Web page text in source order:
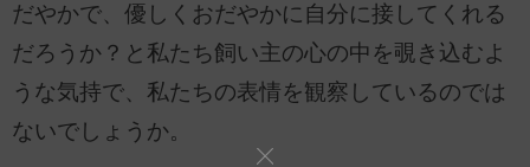
だやかで、優しくおだやかに自分に接してくれる
だろうか？と私たち飼い主の心の中を覗き込むよ
うな気持で、私たちの表情を観察しているのでは
ないでしょうか。